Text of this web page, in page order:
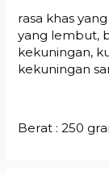
rasa khas
yang lembut,
kekuningan,
kekuningan
Berat : 250